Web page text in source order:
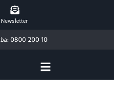
Newsletter
0800 200 10